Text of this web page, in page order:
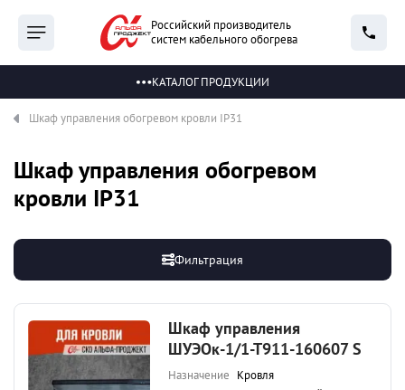
Российский производитель
систем кабельного обогрева
КАТАЛОГ ПРОДУКЦИИ
Шкаф управления обогревом кровли IP31
Шкаф управления обогревом
кровли IP31
Фильтрация
Шкаф управления
ШУЭОк-1/1-Т911-160607 S
Назначение Кровля